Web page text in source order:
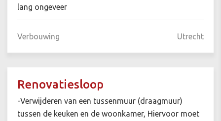
lang ongeveer
Verbouwing Utrecht
Renovatiesloop
-Verwijderen van een tussenmuur (draagmuur)
tussen de keuken en de woonkamer, Hiervoor moet